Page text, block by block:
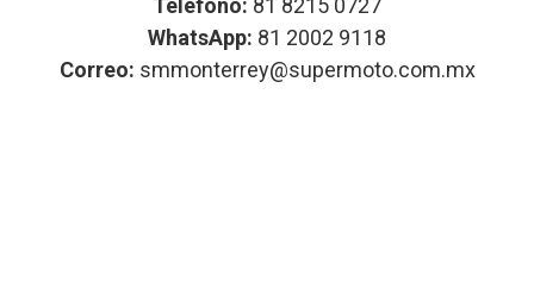
Teléfono: 81 8215 0727
WhatsApp: 81 2002 9118
Correo: smmonterrey@supermoto.com.mx